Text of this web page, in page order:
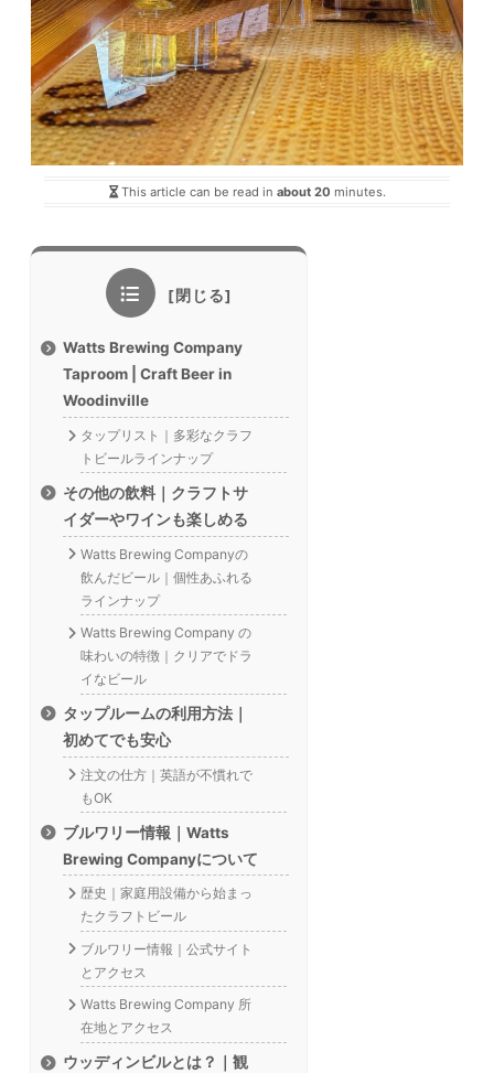
This article can be read in about 20 minutes.
Watts Brewing Company
Taproom | Craft Beer in
Woodinville
タップリスト｜多彩なクラフ
トビールラインナップ
その他の飲料｜クラフトサ
イダーやワインも楽しめる
Watts Brewing Companyの
飲んだビール｜個性あふれる
ラインナップ
Watts Brewing Company の
味わいの特徴｜クリアでドラ
イなビール
タップルームの利用方法｜
初めてでも安心
注文の仕方｜英語が不慣れで
もOK
ブルワリー情報｜Watts
Brewing Companyについて
歴史｜家庭用設備から始まっ
たクラフトビール
ブルワリー情報｜公式サイト
とアクセス
Watts Brewing Company 所
在地とアクセス
ウッディンビルとは？｜観